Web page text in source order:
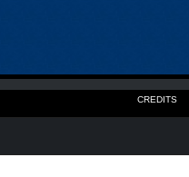
CREDITS